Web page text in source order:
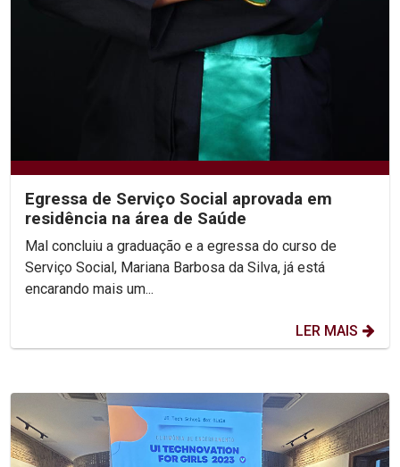
Egressa de Serviço Social aprovada em
residência na área de Saúde
Mal concluiu a graduação e a egressa do curso de
Serviço Social, Mariana Barbosa da Silva, já está
encarando mais um...
LER MAIS